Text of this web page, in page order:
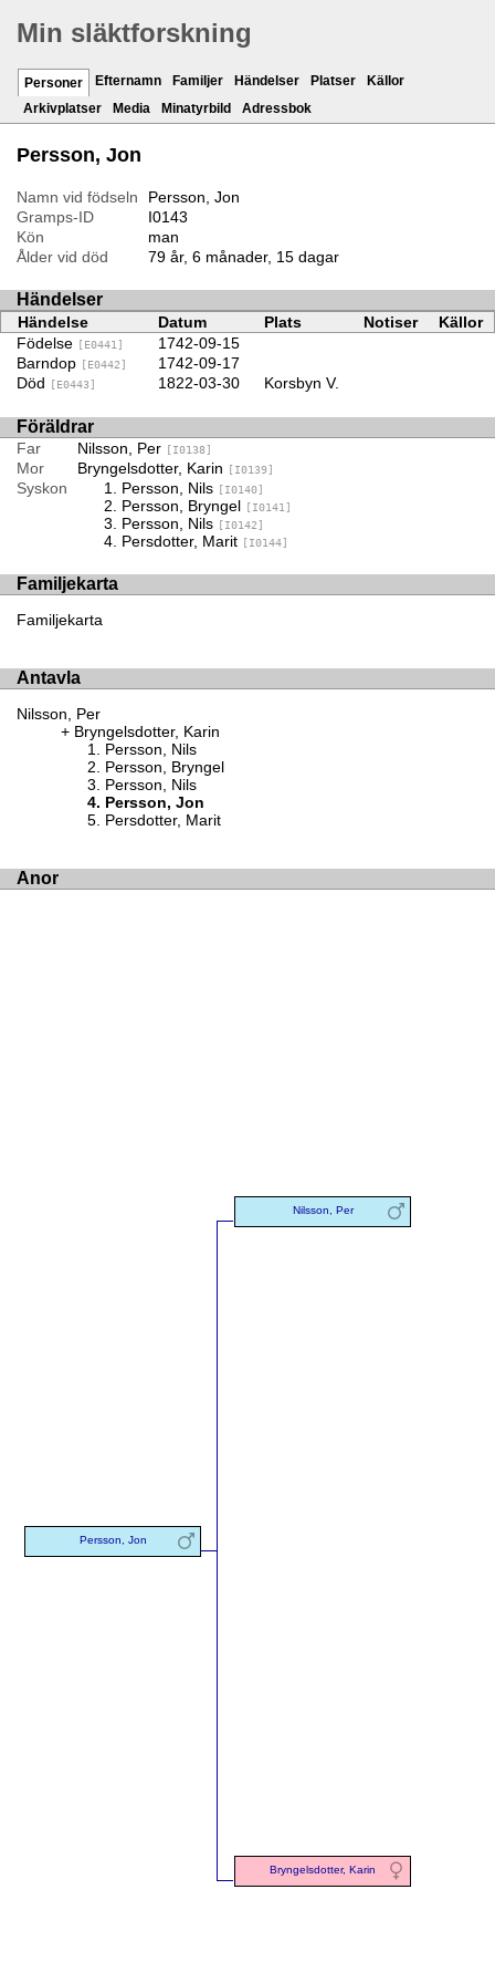
Min släktforskning
Personer Efternamn Familjer Händelser Platser
Källor
Arkivplatser
Media Minatyrbild Adressbok
Persson, Jon
Namn vid födseln
Persson, Jon
Gramps-ID
I0143
Kön
man
Ålder vid död
79 år, 6 månader, 15 dagar
Händelser
Händelse Datum Plats Notiser
Källor
Födelse
[E0441]
1742-09-15
Barndop
[E0442]
1742-09-17
Död
[E0443] 1822-03-30 Korsbyn V.
Föräldrar
Far Nilsson, Per [I0138]
Mor Bryngelsdotter, Karin [I0139]
Syskon Persson, Nils [I0140]
Persson, Bryngel [I0141]
Persson, Nils [I0142]
Persdotter, Marit [I0144]
Familjekarta
Familjekarta
Antavla
Nilsson, Per
Bryngelsdotter, Karin
Persson, Nils
Persson, Bryngel
Persson, Nils
Persson, Jon
Persdotter, Marit
Anor
Persson, Jon
Nilsson, Per
Bryngelsdotter, Karin